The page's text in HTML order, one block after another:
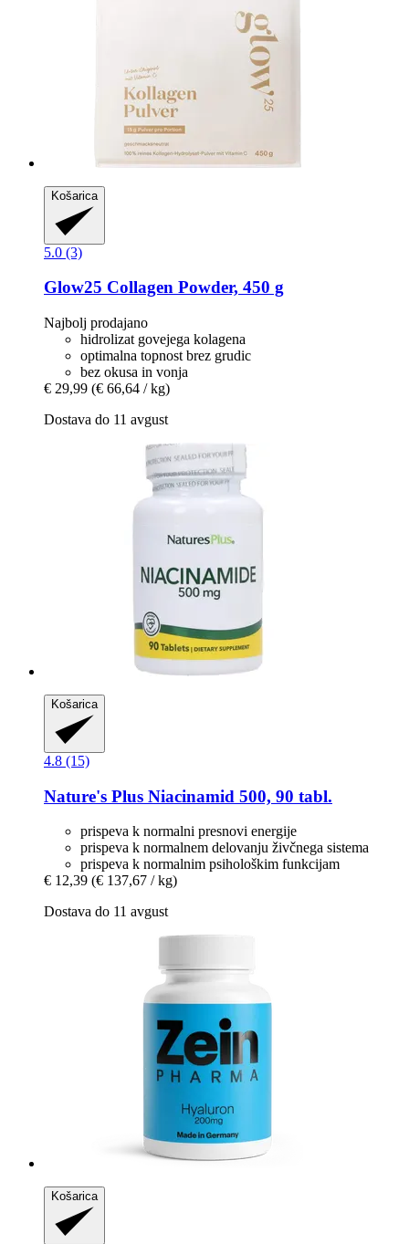
Košarica
5.0 (3)
Glow25 Collagen Powder, 450 g
Najbolj prodajano
hidrolizat govejega kolagena
optimalna topnost brez grudic
bez okusa in vonja
€ 29,99 (€ 66,64 / kg)
Dostava do 11 avgust
Košarica
4.8 (15)
Nature's Plus Niacinamid 500, 90 tabl.
prispeva k normalni presnovi energije
prispeva k normalnem delovanju živčnega sistema
prispeva k normalnim psihološkim funkcijam
€ 12,39 (€ 137,67 / kg)
Dostava do 11 avgust
Košarica